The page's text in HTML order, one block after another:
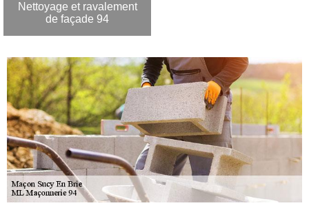
Nettoyage et ravalement
de façade 94